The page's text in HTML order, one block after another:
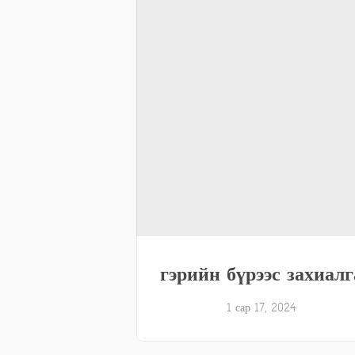
гэрийн бүрээс
1 сар 17, 2024